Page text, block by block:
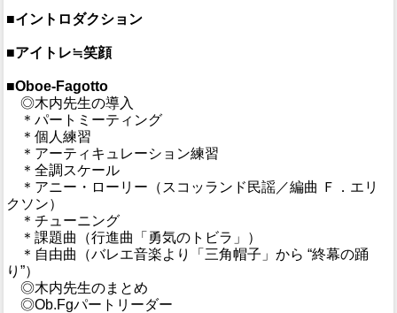
■イントロダクション
■アイトレ≒笑顔
■Oboe-Fagotto
◎木内先生の導入
＊パートミーティング
＊個人練習
＊アーティキュレーション練習
＊全調スケール
＊アニー・ローリー（スコッランド民謡／編曲 Ｆ．エリ
クソン）
＊チューニング
＊課題曲（行進曲「勇気のトビラ」）
＊自由曲（バレエ音楽より「三角帽子」から “終幕の踊
り”）
◎木内先生のまとめ
◎Ob.Fgパートリーダー